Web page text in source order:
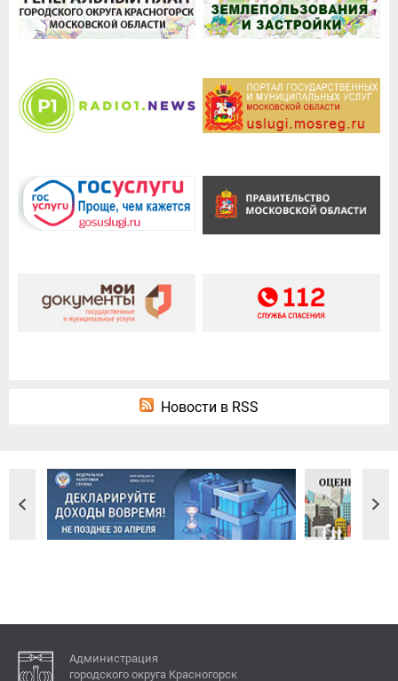
Новости в RSS
Администрация
городского округа Красногорск